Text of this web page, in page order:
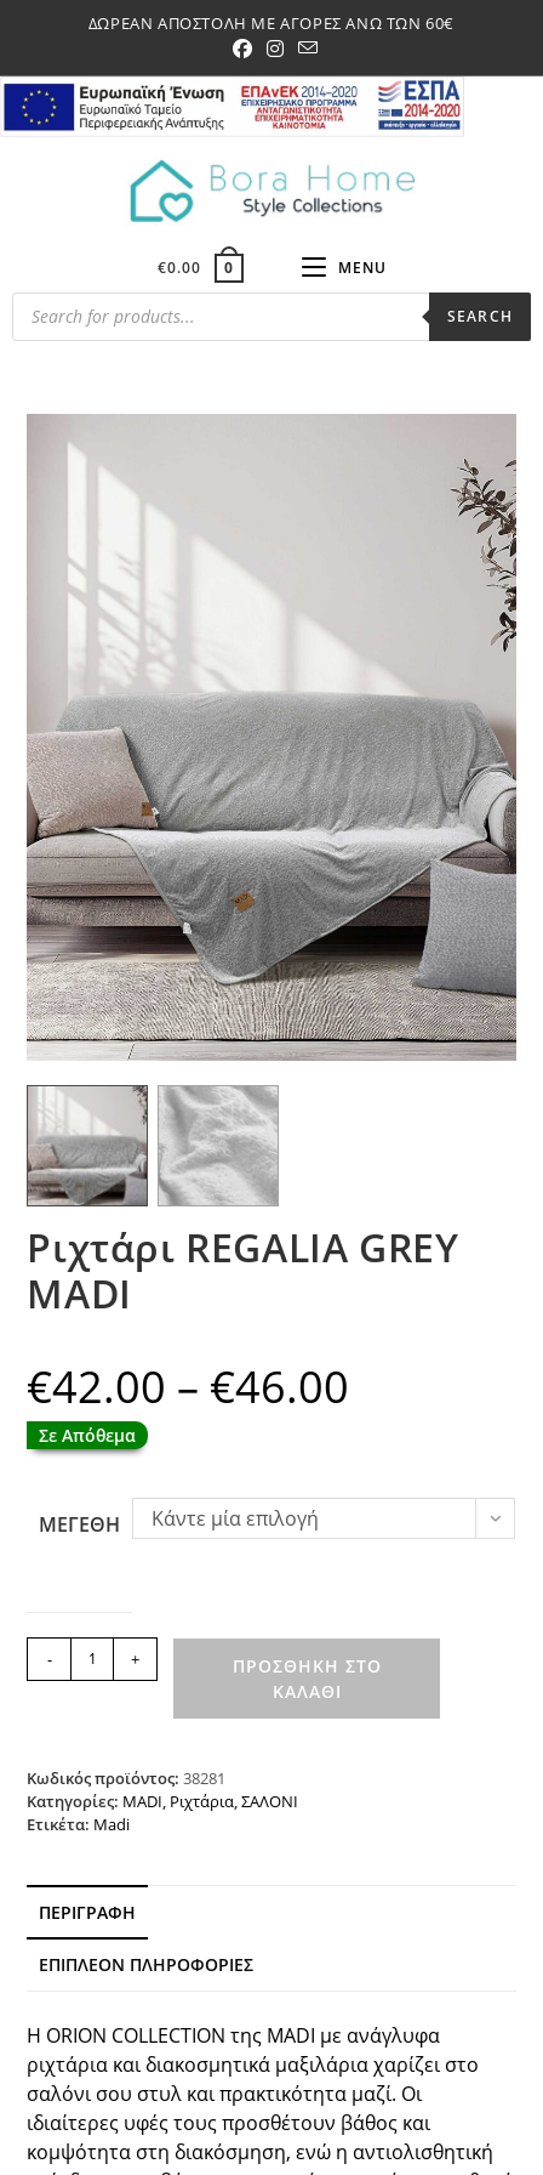
ΔΩΡΕΑΝ ΑΠΟΣΤΟΛΗ ΜΕ ΑΓΟΡΕΣ ΑΝΩ ΤΩΝ 60€
€0.00 0 MENU
Products
search
SEARCH
Ριχτάρι REGALIA GREY
MADI
€42.00 – €46.00
Σε Απόθεμα
ΜΕΓΕΘΗ Κάντε μία επιλογή
- +
ΠΡΟΣΘΉΚΗ ΣΤΟ
ΚΑΛΆΘΙ
Κωδικός προϊόντος:38281
Κατηγορίες: MADI Ριχτάρια ,ΣΑΛΟΝΙ
Ετικέτα: Madi
ΠΕΡΙΓΡΑΦΉ
ΕΠΙΠΛΈΟΝ ΠΛΗΡΟΦΟΡΊΕΣ
Η ORION COLLECTION της MADI με ανάγλυφα
ριχτάρια και διακοσμητικά μαξιλάρια χαρίζει στο
σαλόνι σου στυλ και πρακτικότητα μαζί. Οι
ιδιαίτερες υφές τους προσθέτουν βάθος και
κομψότητα στη διακόσμηση, ενώ η αντιολισθητική